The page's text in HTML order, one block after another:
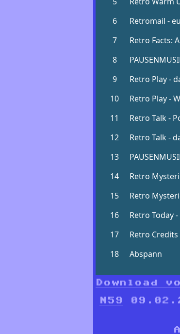
Download
N59